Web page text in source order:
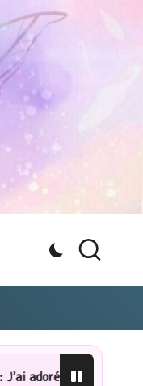
[Lecture] La femme de